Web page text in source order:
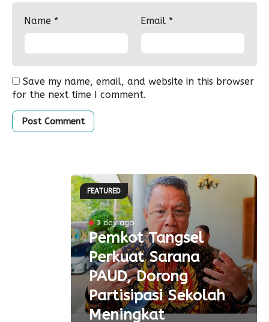
Name * Email *
Save my name, email, and website in this browser
for the next time I comment.
FEATURED
3 day ago
Pemkot Tangsel
Perkuat Sarana
PAUD, Dorong
Partisipasi Sekolah
Meningkat